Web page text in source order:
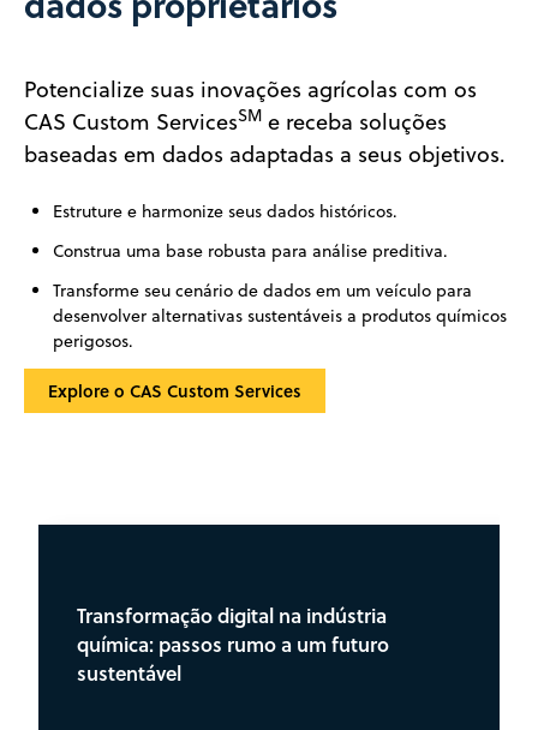
Potencialize suas inovações agrícolas com os
CAS Custom ServicesSMe receba soluções
baseadas em dados adaptadas a seus objetivos.
Estruture e harmonize seus dados históricos.
Construa uma base robusta para análise preditiva.
Transforme seu cenário de dados em um veículo para
desenvolver alternativas sustentáveis a produtos químicos
perigosos.
Explore o CAS Custom Services
Transformação digital na indústria
química: passos rumo a um futuro
sustentável